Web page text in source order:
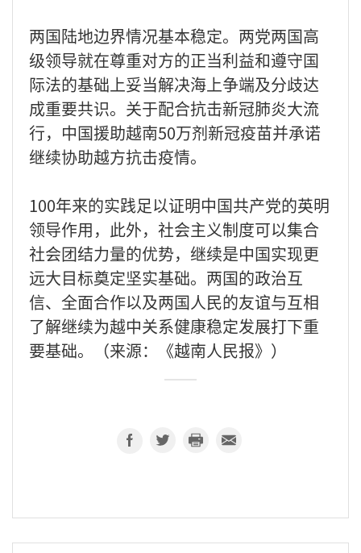
两国陆地边界情况基本稳定。两党两国高
级领导就在尊重对方的正当利益和遵守国
际法的基础上妥当解决海上争端及分歧达
成重要共识。关于配合抗击新冠肺炎大流
行，中国援助越南50万剂新冠疫苗并承诺
继续协助越方抗击疫情。
100年来的实践足以证明中国共产党的英明
领导作用，此外，社会主义制度可以集合
社会团结力量的优势，继续是中国实现更
远大目标奠定坚实基础。两国的政治互
信、全面合作以及两国人民的友谊与互相
了解继续为越中关系健康稳定发展打下重
要基础。（来源：《越南人民报》）